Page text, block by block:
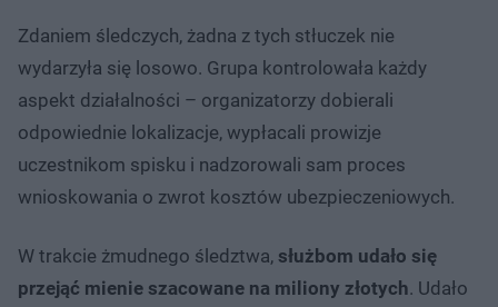
Zdaniem śledczych, żadna z tych stłuczek nie
wydarzyła się losowo. Grupa kontrolowała każdy
aspekt działalności – organizatorzy dobierali
odpowiednie lokalizacje, wypłacali prowizje
uczestnikom spisku i nadzorowali sam proces
wnioskowania o zwrot kosztów ubezpieczeniowych.
W trakcie żmudnego śledztwa, służbom udało się
przejąć mienie szacowane na miliony złotych. Udało